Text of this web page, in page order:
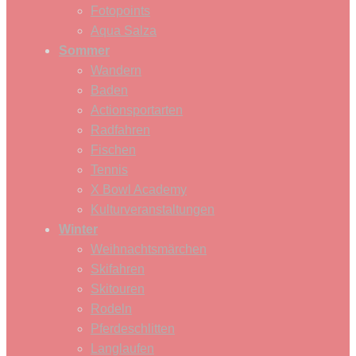
Fotopoints
Aqua Salza
Sommer
Wandern
Baden
Actionsportarten
Radfahren
Fischen
Tennis
X Bowl Academy
Kulturveranstaltungen
Winter
Weihnachtsmärchen
Skifahren
Skitouren
Rodeln
Pferdeschlitten
Langlaufen